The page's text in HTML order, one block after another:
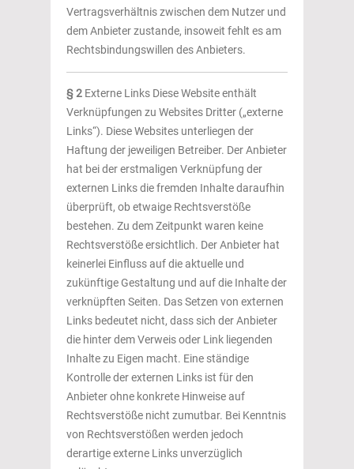
Vertragsverhältnis zwischen dem Nutzer und
dem Anbieter zustande, insoweit fehlt es am
Rechtsbindungswillen des Anbieters.
§ 2 Externe Links Diese Website enthält
Verknüpfungen zu Websites Dritter („externe
Links“). Diese Websites unterliegen der
Haftung der jeweiligen Betreiber. Der Anbieter
hat bei der erstmaligen Verknüpfung der
externen Links die fremden Inhalte daraufhin
überprüft, ob etwaige Rechtsverstöße
bestehen. Zu dem Zeitpunkt waren keine
Rechtsverstöße ersichtlich. Der Anbieter hat
keinerlei Einfluss auf die aktuelle und
zukünftige Gestaltung und auf die Inhalte der
verknüpften Seiten. Das Setzen von externen
Links bedeutet nicht, dass sich der Anbieter
die hinter dem Verweis oder Link liegenden
Inhalte zu Eigen macht. Eine ständige
Kontrolle der externen Links ist für den
Anbieter ohne konkrete Hinweise auf
Rechtsverstöße nicht zumutbar. Bei Kenntnis
von Rechtsverstößen werden jedoch
derartige externe Links unverzüglich